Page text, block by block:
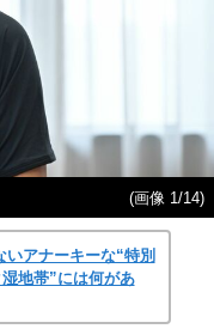
(画像 1/14)
アナーキーな“特別
地帯”には何があ